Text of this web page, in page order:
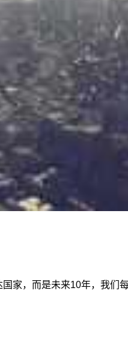
家，而是未来10年，我们